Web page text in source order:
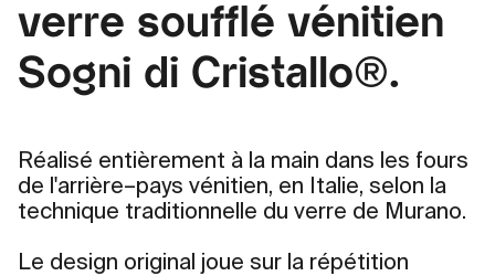
verre soufflé vénitien
Sogni di Cristallo®.
Réalisé entièrement à la main dans les fours
de l'arrière–pays vénitien, en Italie, selon la
technique traditionnelle du verre de Murano.
Le design original joue sur la répétition